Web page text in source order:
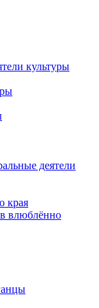
культуры
деятели
края
влюблённо